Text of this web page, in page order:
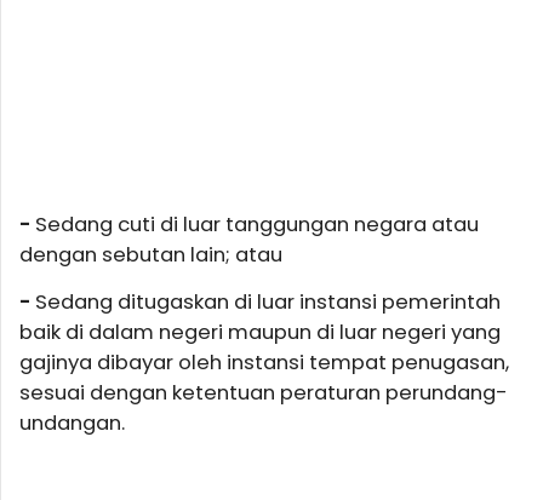
- Sedang cuti di luar tanggungan negara atau
dengan sebutan lain; atau
- Sedang ditugaskan di luar instansi pemerintah
baik di dalam negeri maupun di luar negeri yang
gajinya dibayar oleh instansi tempat penugasan,
sesuai dengan ketentuan peraturan perundang-
undangan.